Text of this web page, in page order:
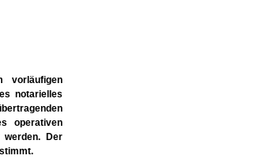
vorläufigen
notarielles
operativen
werden. Der